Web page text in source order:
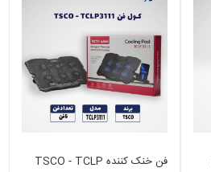
فن خنک کننده TSCO - TCLP